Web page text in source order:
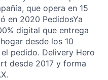
que opera en 15
en 2020 PedidosYa
digital que entrega
desde los 10
pedido. Delivery Hero
desde 2017 y forma